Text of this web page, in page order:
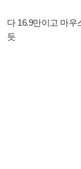
다 16.9만이고 마
듯